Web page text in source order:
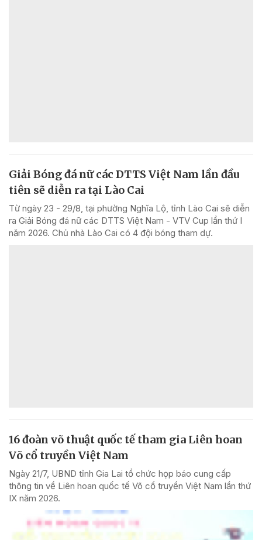
Giải Bóng đá nữ các DTTS Việt Nam lần đầu
tiên sẽ diễn ra tại Lào Cai
Từ ngày 23 - 29/8, tại phường Nghĩa Lộ, tỉnh Lào Cai sẽ diễn
ra Giải Bóng đá nữ các DTTS Việt Nam - VTV Cup lần thứ I
năm 2026. Chủ nhà Lào Cai có 4 đội bóng tham dự.
16 đoàn võ thuật quốc tế tham gia Liên hoan
Võ cổ truyền Việt Nam
Ngày 21/7, UBND tỉnh Gia Lai tổ chức họp báo cung cấp
thông tin về Liên hoan quốc tế Võ cổ truyền Việt Nam lần thứ
IX năm 2026.